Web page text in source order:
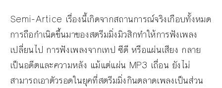
Semi-Artice เรื่องนี้เกิดจากสถานการณ์จริงเกือบทั้งหมด
การถือกำเนิดขึ้นมาของสตรีมมิ่งมิวสิกทำให้การฟังเพลง
เปลี่ยนไป การฟังเพลงจากเทป ซีดี หรือแผ่นเสียง กลาย
เป็นอดีตและความหลัง แม้แต่แผ่น MP3 เถื่อน ยังไม่
สามารถเอาตัวรอดในยุคที่สตรีมมิ่งกินตลาดเพลงเป็นส่วน